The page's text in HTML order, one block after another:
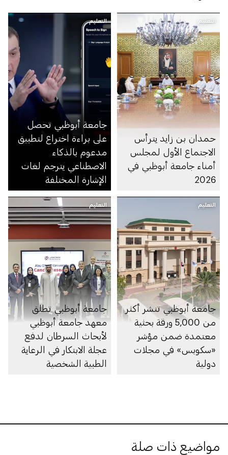
التعليم
حمدان بن زايد يترأس
الاجتماع الأول لمجلس
أمناء جامعة أبوظبي في
2026
التعليم
جامعة أبوظبي تحصل
على براءة اختراع لتطبيق
مدعوم بالذكاء
الاصطناعي يترجم لغات
الإشارة المختلفة
التعليم
جامعة أبوظبي تنشر أكثر
من 5,000 ورقة بحثية
معتمدة ضمن مؤشر
«سكوبس» في مجلات
دولية
التعليم
جامعة أبوظبي تطلق
معهد جامعة أبوظبي
لأبحاث السرطان لدفع
عجلة الابتكار في الرعاية
الطبية الشخصية
مواضيع ذات صلة